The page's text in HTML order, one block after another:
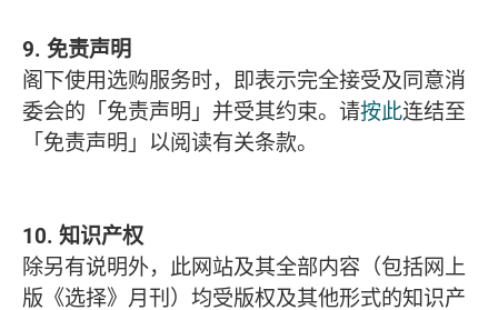
9. 免责声明
阁下使用选购服务时，即表示完全接受及同意消
委会的「免责声明」并受其约束。请按此连结至
「免责声明」以阅读有关条款。
10. 知识产权
除另有说明外，此网站及其全部内容（包括网上
版《选择》月刊）均受版权及其他形式的知识产